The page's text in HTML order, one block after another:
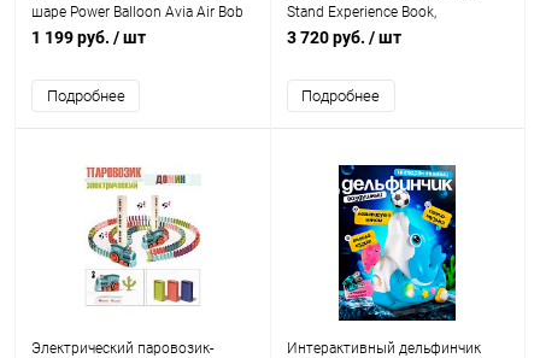
шаре Power Balloon Avia Air Bob
Cars
1 199 руб. / шт
Подробнее
Stand Experience Book,
электронная обучающая книжка
и малышей
3 720 руб. / шт
Подробнее
Электрический паровозик-
Интерактивный дельфинчик